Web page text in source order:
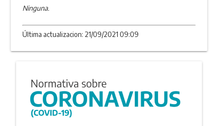
Ninguna.
Última actualizacion: 21/09/2021 09:09